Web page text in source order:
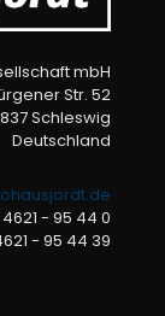
mbH
Str. 52
Schleswig
Deutschland
- 95 44 0
- 95 44 39